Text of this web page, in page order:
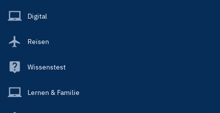
Main
Digital
Reisen
Wissenstest
Lernen & Familie